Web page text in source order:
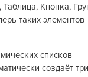
Кнопка,
таких элементов
списков
создаёт три